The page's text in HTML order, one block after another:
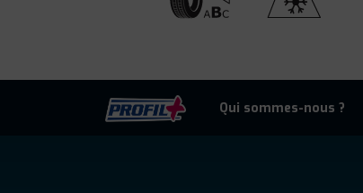
Qui sommes-nous ?